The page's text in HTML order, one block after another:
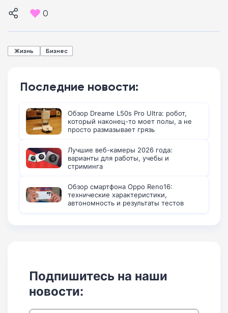
0
Жизнь Бизнес
Последние новости:
Обзор Dreame L50s Pro Ultra: робот,
который наконец-то моет полы, а не
просто размазывает грязь
Лучшие веб-камеры 2026 года:
варианты для работы, учебы и
стриминга
Обзор смартфона Oppo Reno16:
технические характеристики,
автономность и результаты тестов
Подпишитесь на наши
новости: